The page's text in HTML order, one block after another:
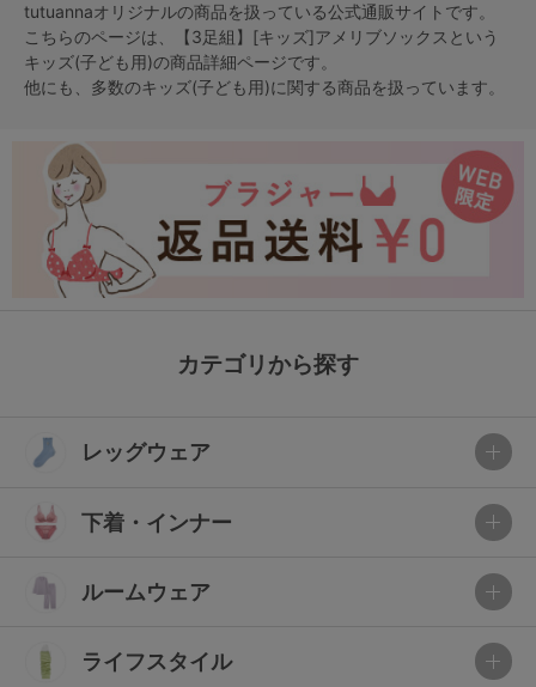
tutuannaオリジナルの商品を扱っている公式通販サイトです。
こちらのページは、【3足組】[キッズ]アメリブソックスという
キッズ(子ども用)の商品詳細ページです。
他にも、多数のキッズ(子ども用)に関する商品を扱っています。
カテゴリから探す
レッグウェア
下着・インナー
ルームウェア
ライフスタイル